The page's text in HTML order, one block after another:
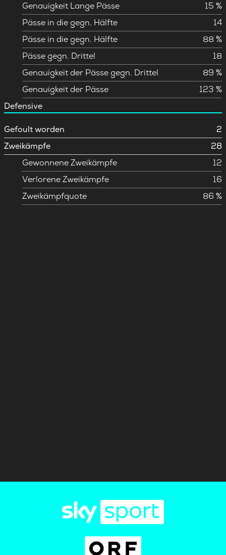
Genauigkeit Lange Pässe
15 %
Pässe in die gegn. Hälfte
14
Pässe in die gegn. Hälfte
88 %
Pässe gegn. Drittel
18
Genauigkeit der Pässe gegn. Drittel
89 %
Genauigkeit der Pässe
123 %
Defensive
Gefoult worden
2
Zweikämpfe
28
Gewonnene Zweikämpfe
12
Verlorene Zweikämpfe
16
Zweikämpfquote
86 %